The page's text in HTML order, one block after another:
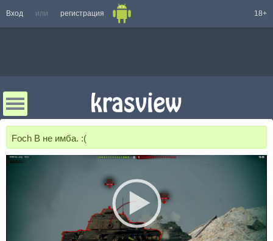
Вход или регистрация 18+
Foch B не имба. :(